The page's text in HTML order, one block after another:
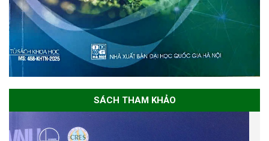
SÁCH THAM KHẢO